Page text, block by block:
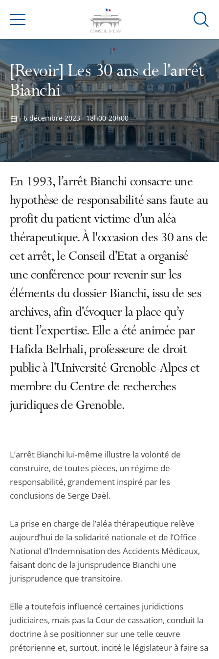
Menu
Ouvrir
de
[Revoir] Les 30 ans de l'arrêt
Bianchi
6 décembre 2023 18h00-20h00
En 1993, l’arrêt Bianchi consacre une
hypothèse de responsabilité sans faute au
profit du patient victime d’un aléa
thérapeutique. À l'occasion des 30 ans de
cet arrêt, le Conseil d'Etat a organisé
une conférence pour revenir sur les
éléments du dossier Bianchi, issu de ses
archives, afin d'évoquer la place qu’y
tient l’expertise. Elle a été animée par
Hafida Belrhali, professeure de droit
public à l'Université Grenoble-Alpes et
membre du Centre de recherches
juridiques de Grenoble.
L’arrêt Bianchi lui-même illustre la volonté de
construire, de toutes pièces, un régime de
responsabilité, grandement inspiré par les
conclusions de Serge Daël.
La prise en charge de l’aléa thérapeutique relève
aujourd’hui de la solidarité nationale et de l’Office
National d'Indemnisation des Accidents Médicaux,
faisant donc de la jurisprudence Bianchi une
jurisprudence que transitoire.
Elle a toutefois influencé certaines juridictions
judiciaires, mais pas la Cour de cassation, conduit la
doctrine à se positionner sur une telle œuvre
prétorienne et, surtout, incité le législateur à faire sa